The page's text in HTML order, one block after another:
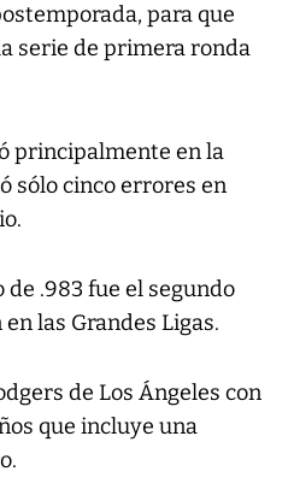
para que
serie de primera ronda
principalmente en la
sólo cinco errores en
.983 fue el segundo
las Grandes Ligas.
de Los Ángeles con
que incluye una